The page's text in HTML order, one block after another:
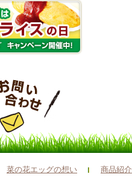
菜の花エッグの想い 商品紹介